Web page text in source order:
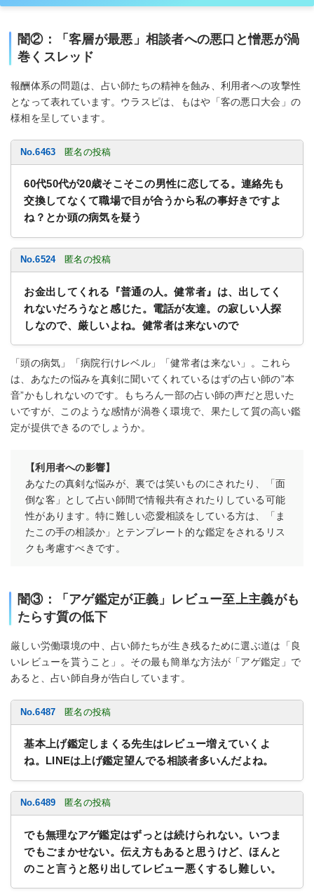
闇②：「客層が最悪」相談者への悪口と憎悪が渦
巻くスレッド
報酬体系の問題は、占い師たちの精神を蝕み、利用者への攻撃性
となって表れています。ウラスピは、もはや「客の悪口大会」の
様相を呈しています。
No.6463 匿名の投稿
60代50代が20歳そこそこの男性に恋してる。連絡先も
交換してなくて職場で目が合うから私の事好きですよ
ね？とか頭の病気を疑う
No.6524 匿名の投稿
お金出してくれる『普通の人。健常者』は、出してく
れないだろうなと感じた。電話が友達。の寂しい人探
しなので、厳しいよね。健常者は来ないので
「頭の病気」「病院行けレベル」「健常者は来ない」。これら
は、あなたの悩みを真剣に聞いてくれているはずの占い師の”本
音”かもしれないのです。もちろん一部の占い師の声だと思いた
いですが、このような感情が渦巻く環境で、果たして質の高い鑑
定が提供できるのでしょうか。
【利用者への影響】
あなたの真剣な悩みが、裏では笑いものにされたり、「面
倒な客」として占い師間で情報共有されたりしている可能
性があります。特に難しい恋愛相談をしている方は、「ま
たこの手の相談か」とテンプレート的な鑑定をされるリス
クも考慮すべきです。
闇③：「アゲ鑑定が正義」レビュー至上主義がも
たらす質の低下
厳しい労働環境の中、占い師たちが生き残るために選ぶ道は「良
いレビューを貰うこと」。その最も簡単な方法が「アゲ鑑定」で
あると、占い師自身が告白しています。
No.6487 匿名の投稿
基本上げ鑑定しまくる先生はレビュー増えていくよ
ね。LINEは上げ鑑定望んでる相談者多いんだよね。
No.6489 匿名の投稿
でも無理なアゲ鑑定はずっとは続けられない。いつま
でもごまかせない。伝え方もあると思うけど、ほんと
のこと言うと怒り出してレビュー悪くするし難しい。